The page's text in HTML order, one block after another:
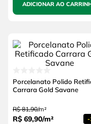
ADICIONAR AO
Porcelanato Polido
Carrara Gold Savane
R$ 81,90/m²
R$ 69,90/m² -